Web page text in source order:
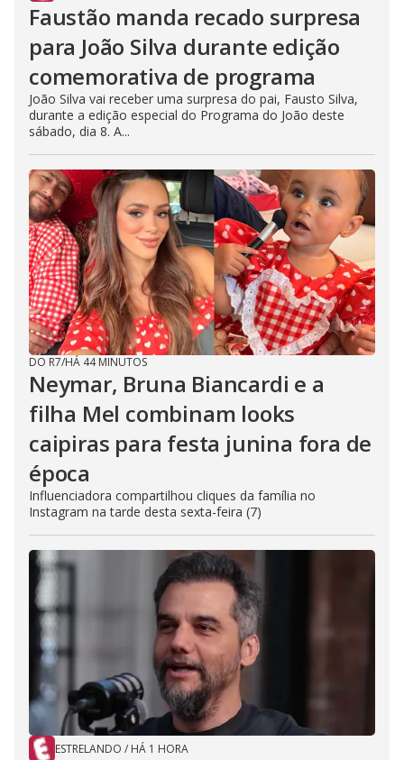
Faustão manda recado surpresa
para João Silva durante edição
comemorativa de programa
João Silva vai receber uma surpresa do pai, Fausto Silva,
durante a edição especial do Programa do João deste
sábado, dia 8. A...
DO R7/HÁ 44 MINUTOS
Neymar, Bruna Biancardi e a
filha Mel combinam looks
caipiras para festa junina fora de
época
Influenciadora compartilhou cliques da família no
Instagram na tarde desta sexta-feira (7)
ESTRELANDO / HÁ 1 HORA